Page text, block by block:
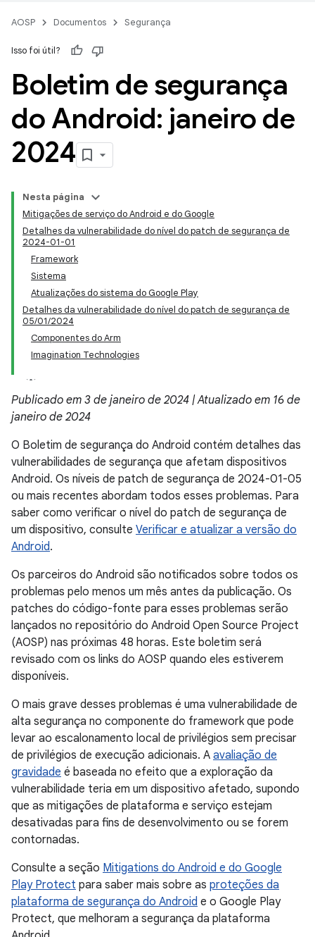
AOSP Documentos Segurança
Isso foi útil?
Boletim de segurança
do Android: janeiro de
2024
Nesta página
Mitigações de serviço do Android e do Google
Detalhes da vulnerabilidade do nível do patch de segurança de
2024-01-01
Framework
Sistema
Atualizações do sistema do Google Play
Detalhes da vulnerabilidade do nível do patch de segurança de
05/01/2024
Componentes do Arm
Imagination Technologies
Publicado em 3 de janeiro de 2024 | Atualizado em 16 de
janeiro de 2024
O Boletim de segurança do Android contém detalhes das
vulnerabilidades de segurança que afetam dispositivos
Android. Os níveis de patch de segurança de 2024-01-05
ou mais recentes abordam todos esses problemas. Para
saber como verificar o nível do patch de segurança de
um dispositivo, consulte Verificar e atualizar a versão do
Android.
Os parceiros do Android são notificados sobre todos os
problemas pelo menos um mês antes da publicação. Os
patches do código-fonte para esses problemas serão
lançados no repositório do Android Open Source Project
(AOSP) nas próximas 48 horas. Este boletim será
revisado com os links do AOSP quando eles estiverem
disponíveis.
O mais grave desses problemas é uma vulnerabilidade de
alta segurança no componente do framework que pode
levar ao escalonamento local de privilégios sem precisar
de privilégios de execução adicionais. A avaliação de
gravidade é baseada no efeito que a exploração da
vulnerabilidade teria em um dispositivo afetado, supondo
que as mitigações de plataforma e serviço estejam
desativadas para fins de desenvolvimento ou se forem
contornadas.
Consulte a seção Mitigations do Android e do Google
Play Protect para saber mais sobre as proteções da
plataforma de segurança do Android e o Google Play
Protect, que melhoram a segurança da plataforma